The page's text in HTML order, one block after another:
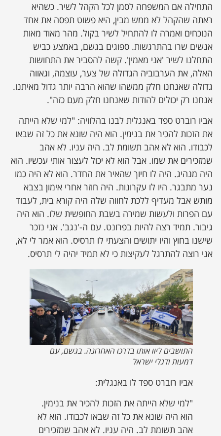
התחילה אם המשפחה לסמן לכל הקהל לשיר. כשהיא
ראתה שהקהל לא ממש מבין, היא פשוט תפסה את אחד
הנוכחים ואמרה לו להתחיל לשיר בקול. מהר מאוד מאות
אנשים שרו בהתרגשות. ספוגים בגשם, באמצע כביש
התחלנו לשיר 'אני מאמין'. קשה להסביר את התחושות
האלה, את הערבוביה הגדולה של צער, עוצמה, וגאווה
גדולה שאנחנו חלק ממשהו שהוא הרבה יותר גדול מאיתנו.
אנחנו רק יכולים להודות שאנחנו חלק מעם כזה".
אביו רוברט ספד באנגלית לבנו בהלוויה: "למי שלא הייתה
את הזכות להכיר את בנימין. הוא היה שונא את כל זה שבאו
לכבודו. הוא לא אהב תשומת לב. היה עניו. לא אהב
שמזכירים את שמו. אבל הוא לא יכול לעצור אותי עכשיו. הוא
היה מנהיג. היה לו חיוך שהאיר את החדר. הוא לא היה כמו
נער מתבגר. היו לו עקרונות. היה חוזר אחרי אימון בצבא
מותש אבל מעדיף ללכת לחווה שלה היה קורא בית, לעבוד
עם הפרות ולעשות שמירה בשבת החופשית שלו. הוא היה
גיבור. תמיד רצה להיות בפרונט. עם ה-'נגב'. אני נזכר
שישנו בחוץ והיו יתושים והצעתי לו תרסיס. הוא אמר לי לא,
אני רוצה להתרגל לעקיצות כי לא תמיד יהיה לי תרסיס.
התושבים ליוו אותו בדרכו האחרונה. בגשם, עם
דמעות ודגלי ישראל
אביו רוברט ספד לו באנגלית:
"למי שלא הייתה את הזכות להכיר את בנימין.
הוא היה שונא את כל זה שבאו לכבודו. הוא לא
אהב תשומת לב. היה עניו. לא אהב שמזכירים